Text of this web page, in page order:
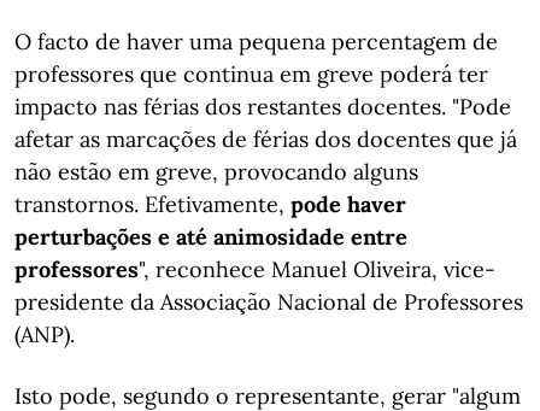
O facto de haver uma pequena percentagem de
professores que continua em greve poderá ter
impacto nas férias dos restantes docentes. "Pode
afetar as marcações de férias dos docentes que já
não estão em greve, provocando alguns
transtornos. Efetivamente, pode haver
perturbações e até animosidade entre
professores", reconhece Manuel Oliveira, vice-
presidente da Associação Nacional de Professores
(ANP).
Isto pode, segundo o representante, gerar "algum